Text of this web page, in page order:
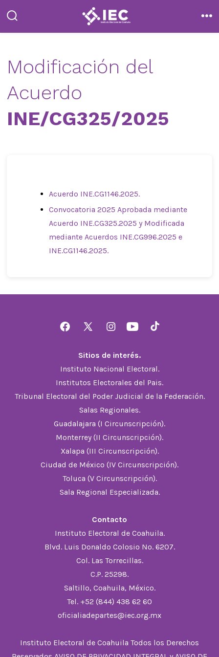
contenido
la
Modificación del
Acuerdo
INE/CG325/2025
Acuerdo INE.CG1146.2025.
Convocatoria 2025 Aprobada mediante
Acuerdo INE.CG325.2025 y Modificada
mediante Acuerdos INE.CG996.2025 e
INE.CG1146.2025.
Abrir
una
nueva
pestaña
Abrir
en
una
nueva
pestaña
Abrir
en
una
nueva
pestaña
Abrir
en
una
nueva
pestaña
Abrir
una
nueva
pestaña
Sitios de interés.
Instituto Nacional Electoral.
Institutos Electorales del Pais.
Tribunal Electoral del Poder Judicial de la Federación.
Salas Regionales.
Guadalajara (I Circunscripción).
Monterrey (II Circunscripción).
Xalapa (III Circunscripción).
Ciudad de México (IV Circunscripción).
Toluca (V Circunscripción).
Sala Regional Especializada.
Contacto
Instituto Electoral de Coahuila.
Blvd. Luis Donaldo Colosio No. 6207.
Col. Las Torrecillas.
C.P. 25298.
Saltillo, Coahuila, México.
Tel. +52 (844) 438 62 60
oficialiadepartes@iec.org.mx
Instituto Electoral de Coahuila Todos los Derechos